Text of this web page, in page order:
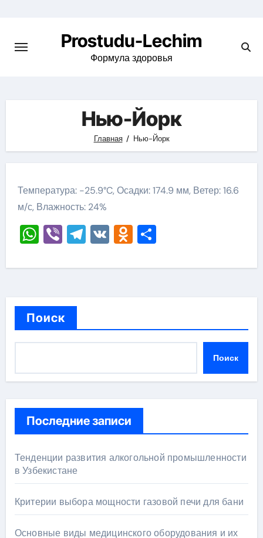
содержимому
Prostudu-Lechim
Формула здоровья
Нью-Йорк
Главная Нью-Йорк
Температура: -25.9°C, Осадки: 174.9 мм, Ветер: 16.6
м/с, Влажность: 24%
WhatsApp
ViberTelegram
VKOdnoklassniki
Отправить
Поиск
Поиск
Последние записи
Тенденции развития алкогольной промышленности
в Узбекистане
Критерии выбора мощности газовой печи для бани
Основные виды медицинского оборудования и их